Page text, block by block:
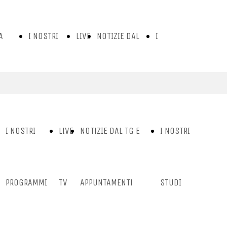
I NOSTRI LIVE NOTIZIE DAL
APPUNTAMENTI
I
STUDI
I NOSTRI
PROGRAMMI
LIVE
TV
NOTIZIE DAL TG E
APPUNTAMENTI
I NOSTRI
STUDI